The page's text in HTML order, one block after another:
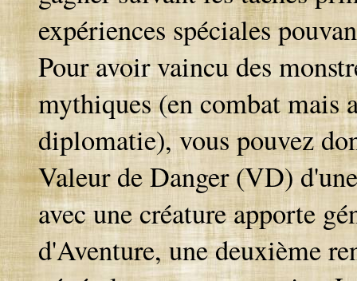
expériences spéciales
Pour avoir vaincu des
mythiques (en combat mais
diplomatie), vous pouvez
Valeur de Danger (VD)
avec une créature apporte
d'Aventure, une deuxième